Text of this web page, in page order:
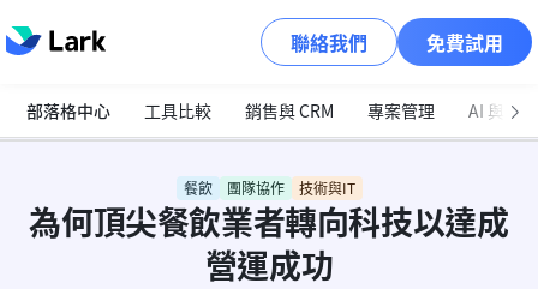
聯絡我們 免費試用
部落格中心 工具比較 銷售與 CRM 專案管理 AI 與自
餐飲 團隊協作 技術與IT
為何頂尖餐飲業者轉向科技以達成
營運成功